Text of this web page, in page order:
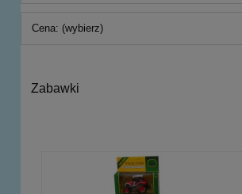
Cena: (wybierz)
Zabawki